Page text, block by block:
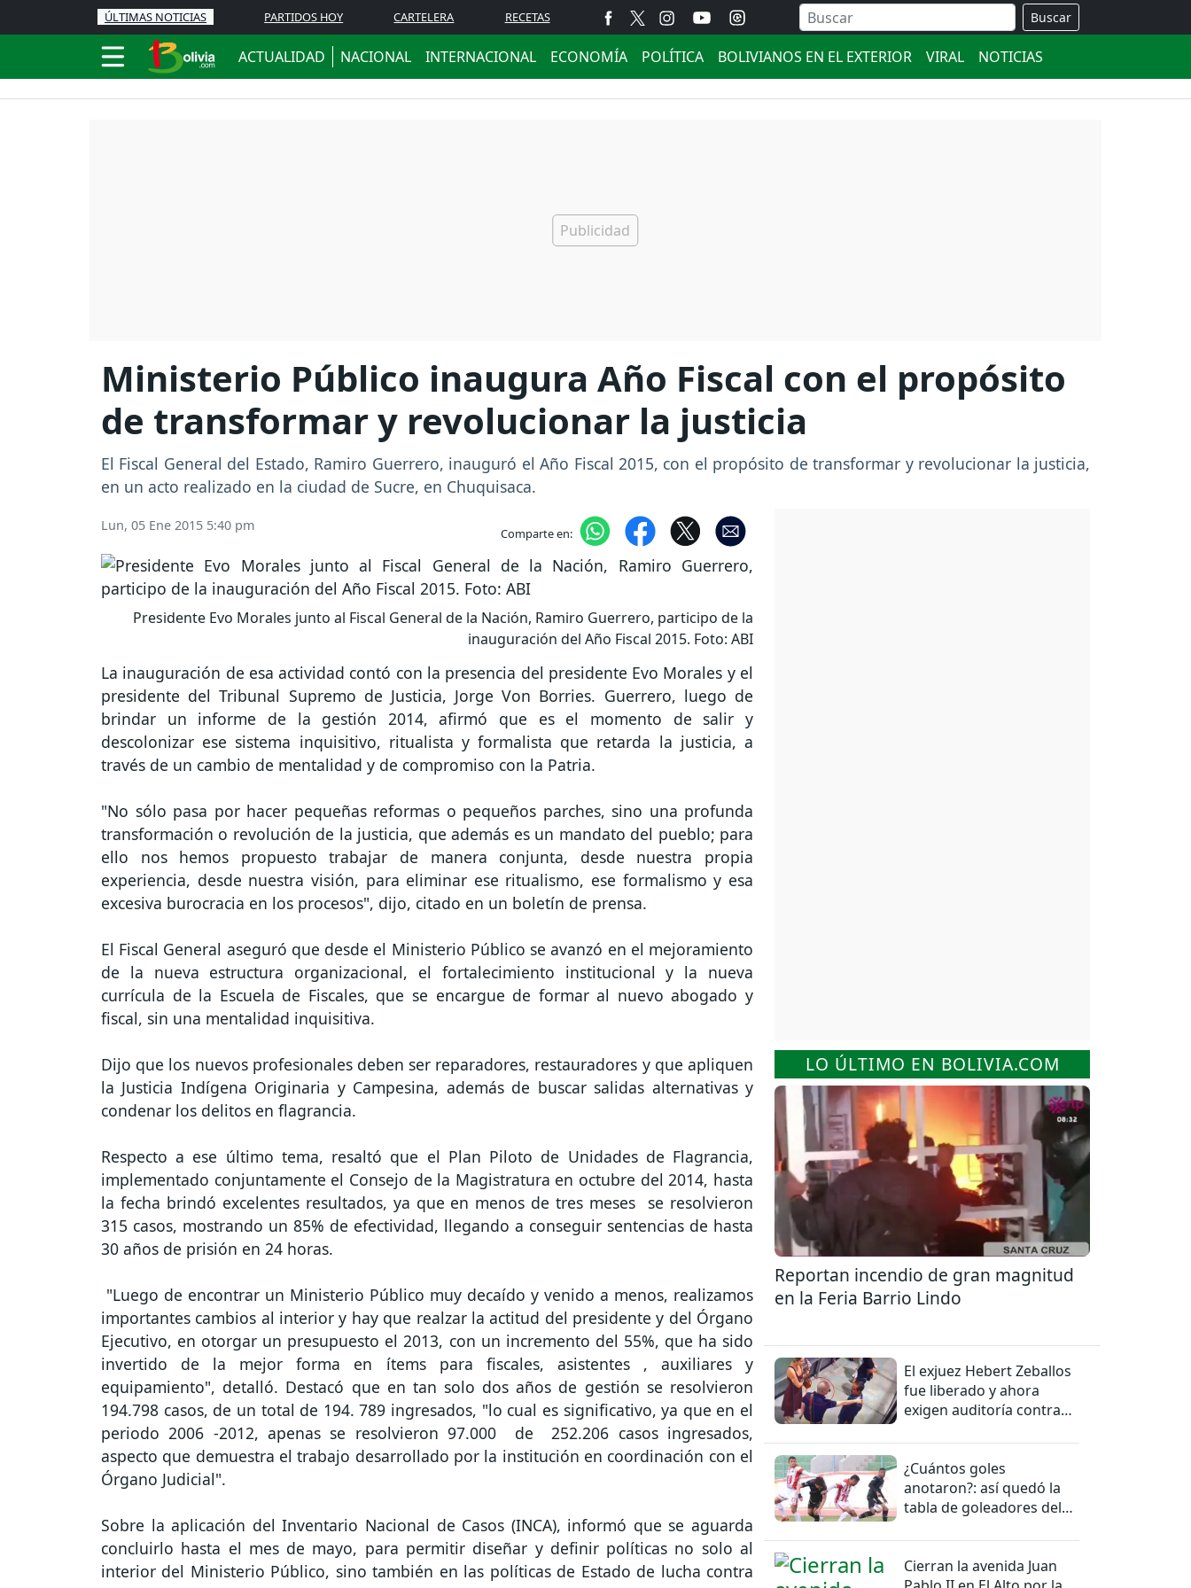
ÚLTIMAS NOTICIAS PARTIDOS HOY CARTELERA RECETAS Buscar
ACTUALIDAD NACIONAL INTERNACIONAL ECONOMÍA POLÍTICA BOLIVIANOS EN EL EXTERIOR VIRAL NOTICIAS
Ministerio Público inaugura Año Fiscal con el propósito
de transformar y revolucionar la justicia
El Fiscal General del Estado, Ramiro Guerrero, inauguró el Año Fiscal 2015, con el propósito de transformar y revolucionar la justicia,
en un acto realizado en la ciudad de Sucre, en Chuquisaca.
Lun, 05 Ene 2015 5:40 pm Comparte en:
Presidente Evo Morales junto al Fiscal General de la Nación, Ramiro Guerrero, participo de la
inauguración del Año Fiscal 2015. Foto: ABI
La inauguración de esa actividad contó con la presencia del presidente Evo Morales y el
presidente del Tribunal Supremo de Justicia, Jorge Von Borries. Guerrero, luego de
brindar un informe de la gestión 2014, afirmó que es el momento de salir y
descolonizar ese sistema inquisitivo, ritualista y formalista que retarda la justicia, a
través de un cambio de mentalidad y de compromiso con la Patria.
"No sólo pasa por hacer pequeñas reformas o pequeños parches, sino una profunda
transformación o revolución de la justicia, que además es un mandato del pueblo; para
ello nos hemos propuesto trabajar de manera conjunta, desde nuestra propia
experiencia, desde nuestra visión, para eliminar ese ritualismo, ese formalismo y esa
excesiva burocracia en los procesos", dijo, citado en un boletín de prensa.
El Fiscal General aseguró que desde el Ministerio Público se avanzó en el mejoramiento
de la nueva estructura organizacional, el fortalecimiento institucional y la nueva
currícula de la Escuela de Fiscales, que se encargue de formar al nuevo abogado y
fiscal, sin una mentalidad inquisitiva.
Dijo que los nuevos profesionales deben ser reparadores, restauradores y que apliquen
la Justicia Indígena Originaria y Campesina, además de buscar salidas alternativas y
condenar los delitos en flagrancia.
Respecto a ese último tema, resaltó que el Plan Piloto de Unidades de Flagrancia,
implementado conjuntamente el Consejo de la Magistratura en octubre del 2014, hasta
la fecha brindó excelentes resultados, ya que en menos de tres meses se resolvieron
315 casos, mostrando un 85% de efectividad, llegando a conseguir sentencias de hasta
30 años de prisión en 24 horas.
"Luego de encontrar un Ministerio Público muy decaído y venido a menos, realizamos
importantes cambios al interior y hay que realzar la actitud del presidente y del Órgano
Ejecutivo, en otorgar un presupuesto el 2013, con un incremento del 55%, que ha sido
invertido de la mejor forma en ítems para fiscales, asistentes , auxiliares y
equipamiento", detalló. Destacó que en tan solo dos años de gestión se resolvieron
194.798 casos, de un total de 194. 789 ingresados, "lo cual es significativo, ya que en el
periodo 2006 -2012, apenas se resolvieron 97.000 de 252.206 casos ingresados,
aspecto que demuestra el trabajo desarrollado por la institución en coordinación con el
Órgano Judicial".
Sobre la aplicación del Inventario Nacional de Casos (INCA), informó que se aguarda
concluirlo hasta el mes de mayo, para permitir diseñar y definir políticas no solo al
interior del Ministerio Público, sino también en las políticas de Estado de lucha contra
LO ÚLTIMO EN BOLIVIA.COM
Reportan incendio de gran magnitud
en la Feria Barrio Lindo
El exjuez Hebert Zeballos
fue liberado y ahora
exigen auditoría contra
¿Cuántos goles
anotaron?: así quedó la
tabla de goleadores del
Cierran la avenida Juan